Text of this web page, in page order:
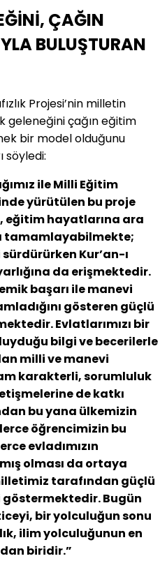
ÇAĞIN
BULUŞTURAN
Projesi’nin milletin
geleneğini çağın eğitim
bir model olduğunu
söyledi:
ile Milli Eğitim
yürütülen bu proje
eğitim hayatlarına ara
tamamlayabilmekte;
Kur’an-ı
da erişmektedir.
başarı ile manevi
gösteren güçlü
Evlatlarımızı bir
bilgi ve becerilerle
milli ve manevi
karakterli, sorumluluk
de katkı
bu yana ülkemizin
öğrencimizin bu
evladımızın
olması da ortaya
tarafından güçlü
Bugün
bir yolculuğun sonu
ilim yolculuğunun en
biridir.”